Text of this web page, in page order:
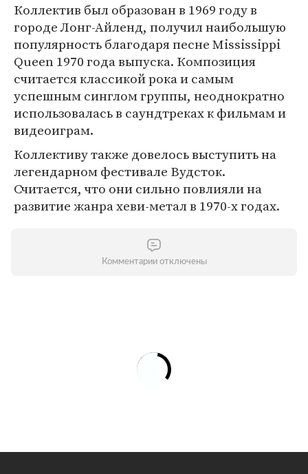
Коллектив был образован в 1969 году в
городе Лонг-Айленд, получил наибольшую
популярность благодаря песне Mississippi
Queen 1970 года выпуска. Композиция
считается классикой рока и самым
успешным синглом группы, неоднократно
использовалась в саундтреках к фильмам и
видеоиграм.
Коллективу также довелось выступить на
легендарном фестивале Вудсток.
Считается, что они сильно повлияли на
развитие жанра хеви-метал в 1970-х годах.
Комментарии отключены